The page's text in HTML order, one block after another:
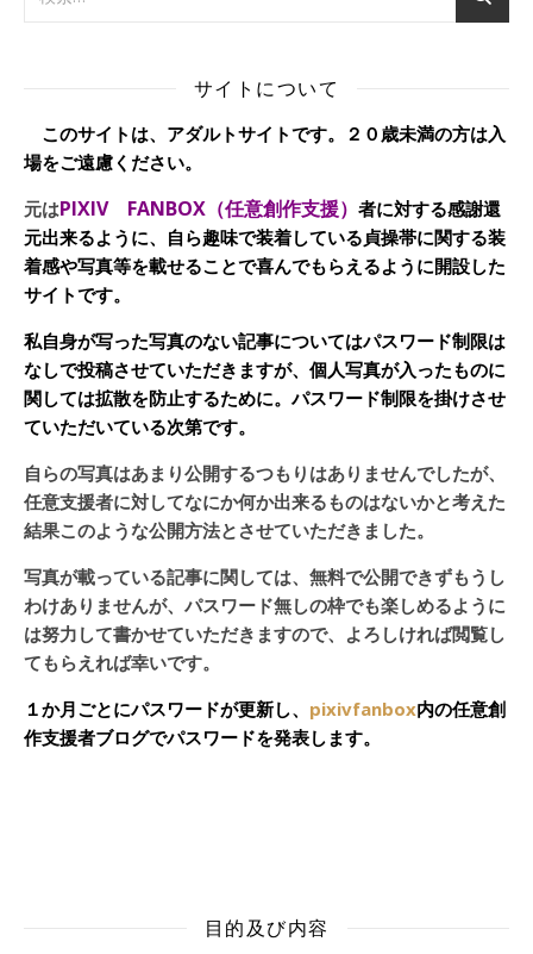
サイトについて
このサイトは、アダルトサイトです。２０歳未満の方は入
場をご遠慮ください。
元はPIXIV FANBOX（任意創作支援） 者に対する感謝還
元出来るように、自ら趣味で装着している貞操帯に関する装
着感や写真等を載せることで喜んでもらえるように開設した
サイトです。
私自身が写った写真のない記事についてはパスワード制限は
なしで投稿させていただきますが、個人写真が入ったものに
関しては拡散を防止するために。パスワード制限を掛けさせ
ていただいている次第です。
自らの写真はあまり公開するつもりはありませんでしたが、
任意支援者に対してなにか何か出来るものはないかと考えた
結果このような公開方法とさせていただきました。
写真が載っている記事に関しては、無料で公開できずもうし
わけありませんが、パスワード無しの枠でも楽しめるように
は努力して書かせていただきますので、よろしければ閲覧し
てもらえれば幸いです。
１か月ごとにパスワードが更新し、 pixivfanbox内の任意創
作支援者ブログでパスワードを発表します。
目的及び内容